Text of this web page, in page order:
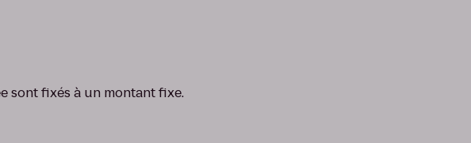
sont fixés à un montant fixe.